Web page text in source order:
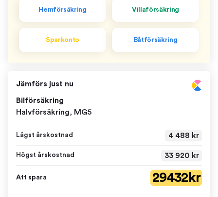
Hemförsäkring Villaförsäkring
Sparkonto Båtförsäkring
Jämförs just nu
Bilförsäkring
Halvförsäkring, MG5
Lägst årskostnad 4 488 kr
Högst årskostnad 33 920 kr
Att spara 29 432 kr